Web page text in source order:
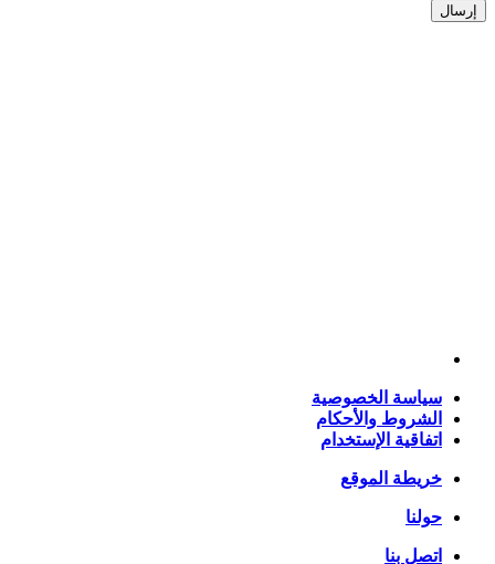
إرسال
سياسة الخصوصية
الشروط والأحكام
اتفاقية الإستخدام
خريطة الموقع
حولنا
اتصل بنا